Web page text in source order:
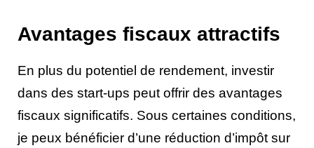
Avantages fiscaux attractifs
En plus du potentiel de rendement, investir
dans des start-ups peut offrir des avantages
fiscaux significatifs. Sous certaines conditions,
je peux bénéficier d’une réduction d’impôt sur